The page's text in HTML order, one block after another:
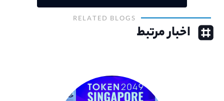
RELATED BLOGS
اخبار مرتبط